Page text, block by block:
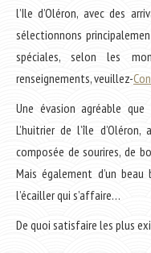
l’Ile d’Oléron, avec des
sélectionnons
spéciales, selon les
renseignements, veuillez-
Une évasion agréable
L’huitrier de l’île
composée de sourires, de
Mais également d’un
l’écailler qui s’affaire…
De quoi satisfaire les plus